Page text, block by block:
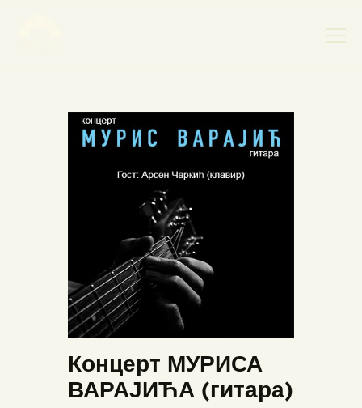
НАСЛОВНА
НОВОСТИ
НАЈАВА ДОГАЂАЈА
БАНСКИ ДВОР
ФОТОГРАФИЈЕ
КОНТАКТ
Концерт МУРИСА
ВАРАЈИЋА (гитара)